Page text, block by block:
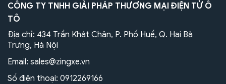
CÔNG TY TNHH GIẢI PHÁP THƯƠNG MẠI ĐIỆN TỬ Ô
TÔ
Địa chỉ: 434 Trần Khát Chân, P. Phố Huế, Q. Hai Bà
Trưng, Hà Nội
Email: sales@zingxe.vn
Số điện thoại: 0912269166